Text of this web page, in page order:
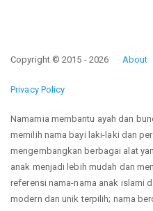
Copyright © 2015 - 2026 About
Privacy Policy
Namamia membantu ayah dan
memilih nama bayi laki-laki dan
mengembangkan berbagai alat
anak menjadi lebih mudah dan
referensi nama-nama anak islami
modern dan unik terpilih; nama